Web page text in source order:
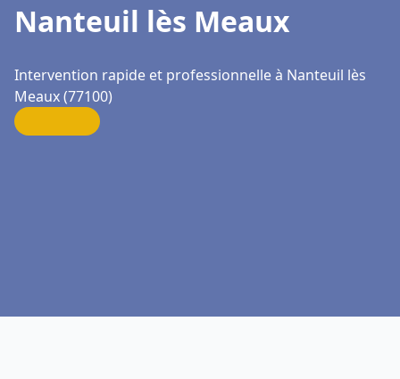
Nanteuil lès Meaux
Intervention rapide et professionnelle à Nanteuil lès
Meaux (77100)